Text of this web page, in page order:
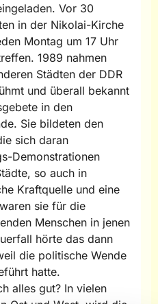
Vor 30
in der Nikolai-Kirche
Montag um 17 Uhr
1989 nahmen
Städten der DDR
und überall bekannt
in den
Sie bildeten den
sich daran
Demonstrationen
so auch in
Kraftquelle und eine
sie für die
Menschen in jenen
hörte das dann
die politische Wende
hatte.
alles gut? In vielen